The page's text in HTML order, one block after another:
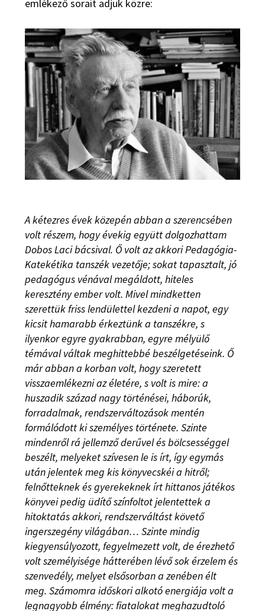
emlékező sorait adjuk közre:
A kétezres évek közepén abban a szerencsében
volt részem, hogy évekig együtt dolgozhattam
Dobos Laci bácsival. Ő volt az akkori Pedagógia-
Katekétika tanszék vezetője; sokat tapasztalt, jó
pedagógus vénával megáldott, hiteles
keresztény ember volt. Mivel mindketten
szerettük friss lendülettel kezdeni a napot, egy
kicsit hamarabb érkeztünk a tanszékre, s
ilyenkor egyre gyakrabban, egyre mélyülő
témával váltak meghittebbé beszélgetéseink. Ő
már abban a korban volt, hogy szeretett
visszaemlékezni az életére, s volt is mire: a
huszadik század nagy történései, háborúk,
forradalmak, rendszerváltozások mentén
formálódott ki személyes története. Szinte
mindenről rá jellemző derűvel és bölcsességgel
beszélt, melyeket szívesen le is írt, így egymás
után jelentek meg kis könyvecskéi a hitről;
felnőtteknek és gyerekeknek írt hittanos játékos
könyvei pedig üdítő színfoltot jelentettek a
hitoktatás akkori, rendszerváltást követő
ingerszegény világában… Szinte mindig
kiegyensúlyozott, fegyelmezett volt, de érezhető
volt személyisége hátterében lévő sok érzelem és
szenvedély, melyet elsősorban a zenében élt
meg. Számomra időskori alkotó energiája volt a
legnagyobb élmény: fiatalokat meghazudtoló